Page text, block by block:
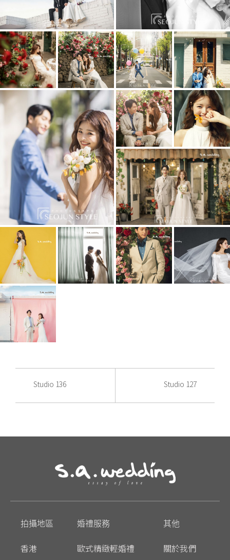
Studio 136 Studio 127
拍攝地區
香港
婚禮服務
歐式精緻輕婚禮
其他
關於我們